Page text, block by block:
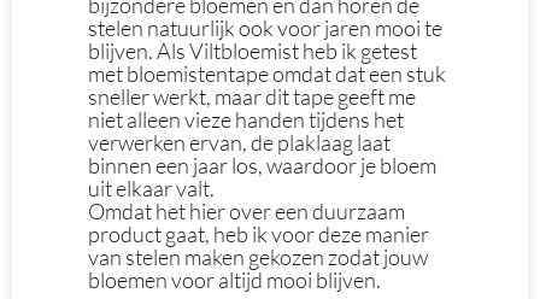
stelen natuurlijk ook voor jaren mooi te
blijven. Als Viltbloemist heb ik getest
met bloemistentape omdat dat een stuk
sneller werkt, maar dit tape geeft me
niet alleen vieze handen tijdens het
verwerken ervan, de plaklaag laat
binnen een jaar los, waardoor je bloem
uit elkaar valt.
Omdat het hier over een duurzaam
product gaat, heb ik voor deze manier
van stelen maken gekozen zodat jouw
bloemen voor altijd mooi blijven.